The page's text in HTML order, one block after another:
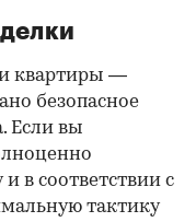
квартиры —
безопасное
Если вы
в соответствии с
тактику